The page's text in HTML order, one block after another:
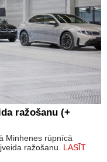
ražošanu (+
Minhenes rūpnīcā
ražošanu. LASĪT